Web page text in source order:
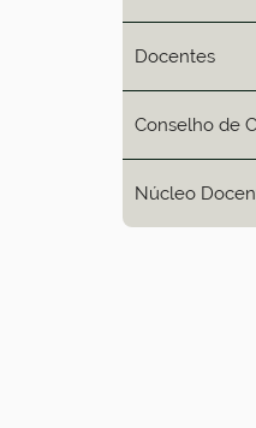
Docentes
Conselho de
Núcleo